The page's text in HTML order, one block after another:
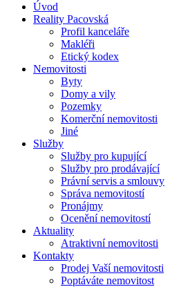
Úvod
Reality Pacovská
Profil kanceláře
Makléři
Etický kodex
Nemovitosti
Byty
Domy a vily
Pozemky
Komerční nemovitosti
Jiné
Služby
Služby pro kupující
Služby pro prodávající
Právní servis a smlouvy
Správa nemovitostí
Pronájmy
Ocenění nemovitostí
Aktuality
Atraktivní nemovitosti
Kontakty
Prodej Vaší nemovitosti
Poptáváte nemovitost